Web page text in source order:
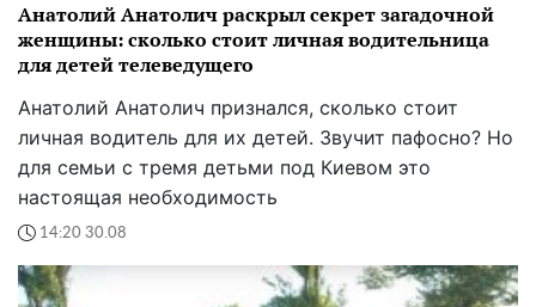
Анатолий Анатолич раскрыл секрет загадочной
женщины: сколько стоит личная водительница
для детей телеведущего
Анатолий Анатолич признался, сколько стоит
личная водитель для их детей. Звучит пафосно? Но
для семьи с тремя детьми под Киевом это
настоящая необходимость
14:20 30.08